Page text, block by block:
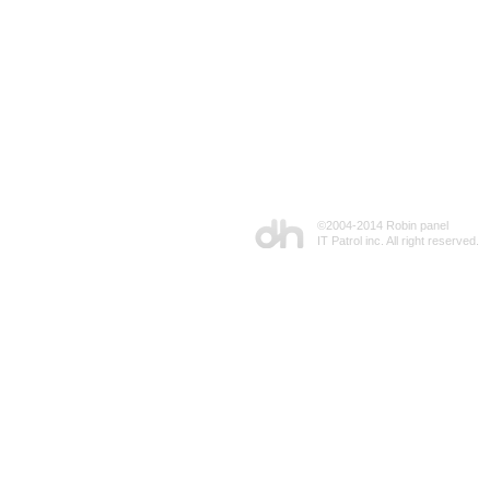
©2004-2014 Robin panel
IT Patrol inc. All right reserved.